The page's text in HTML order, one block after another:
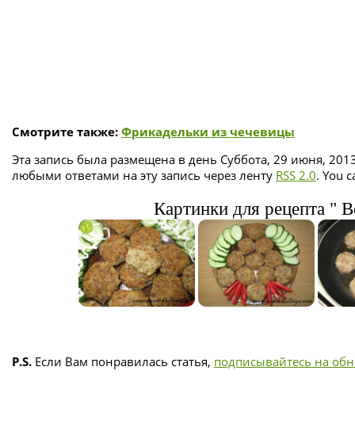
Смотрите также: Фрикадельки из чечевицы
Эта запись была размещена в день Суббота, 29 июня,
любыми ответами на эту запись через ленту RSS 2.0. You
Картинки для рецепта "
P.S. Если Вам понравилась статья, подписывайтесь на